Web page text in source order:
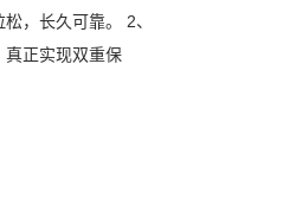
，长久可靠。 2、
真正实现双重保